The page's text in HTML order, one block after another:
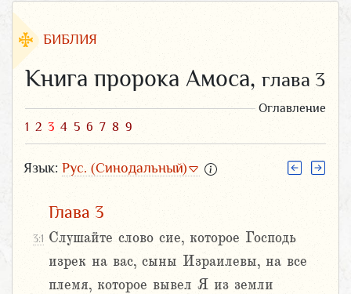
БИБЛИЯ
Книга пророка Амоса, глава 3
Оглавление
1 2 3 4 5 6 7 8 9
Язык: Рус. (Синодальный)
Глава 3
3:1 Слушайте слово сие, которое Господь
изрек на вас, сыны Израилевы, на все
племя, которое вывел Я из земли